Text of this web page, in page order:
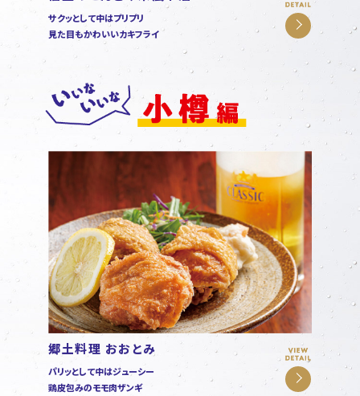
サクッとして中はプリプリ
見た目もかわいいカキフライ
郷土料理 おおとみ
パリッとして中はジューシー
鶏皮包みのモモ肉ザンギ